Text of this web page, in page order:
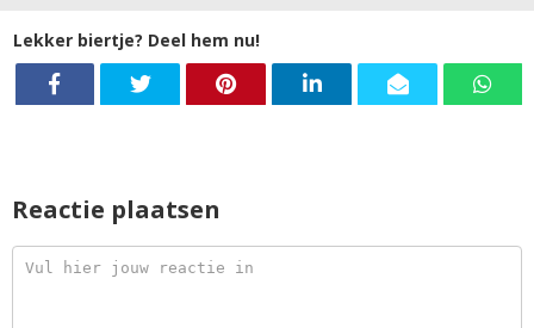
Lekker biertje? Deel hem nu!
Reactie plaatsen